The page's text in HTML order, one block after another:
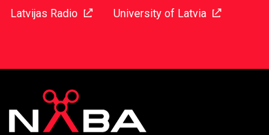
Latvijas Radio University of Latvia